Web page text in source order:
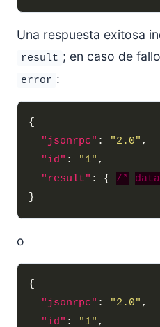
Una respuesta exitosa
result ; en caso de
error :
"jsonrpc" : "2.0"
"id" : "1"
"result" : { /* data
o
"jsonrpc" : "2.0"
"id" : "1"